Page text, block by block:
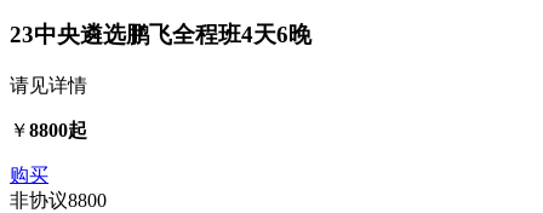
23中央遴选鹏飞全程班4天6晚
请见详情
￥8800起
购买
非协议8800